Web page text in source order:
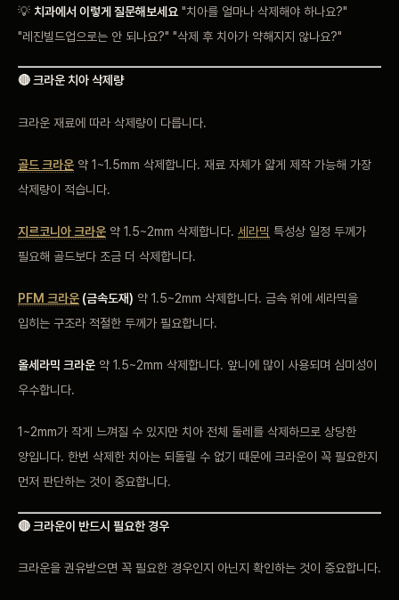
💡 치과에서 이렇게 질문해보세요 "치아를 얼마나 삭제해야 하나요?"
"레진빌드업으로는 안 되나요?" "삭제 후 치아가 약해지지 않나요?"
🔴 크라운 치아 삭제량
크라운 재료에 따라 삭제량이 다릅니다.
골드 크라운 약 1~1.5mm 삭제합니다. 재료 자체가 얇게 제작 가능해 가장
삭제량이 적습니다.
지르코니아 크라운 약 1.5~2mm 삭제합니다. 세라믹 특성상 일정 두께가
필요해 골드보다 조금 더 삭제합니다.
PFM 크라운 (금속도재) 약 1.5~2mm 삭제합니다. 금속 위에 세라믹을
입히는 구조라 적절한 두께가 필요합니다.
올세라믹 크라운 약 1.5~2mm 삭제합니다. 앞니에 많이 사용되며 심미성이
우수합니다.
1~2mm가 작게 느껴질 수 있지만 치아 전체 둘레를 삭제하므로 상당한
양입니다. 한번 삭제한 치아는 되돌릴 수 없기 때문에 크라운이 꼭 필요한지
먼저 판단하는 것이 중요합니다.
🔴 크라운이 반드시 필요한 경우
크라운을 권유받으면 꼭 필요한 경우인지 아닌지 확인하는 것이 중요합니다.